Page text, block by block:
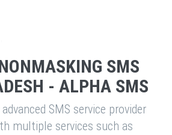
SMS
- ALPHA SMS
SMS service provider
multiple services such as